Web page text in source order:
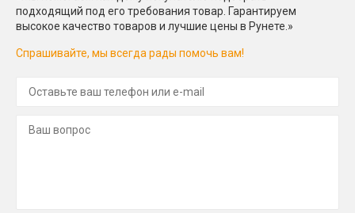
подходящий под его требования товар. Гарантируем
высокое качество товаров и лучшие цены в Рунете.»
Спрашивайте, мы всегда рады помочь вам!